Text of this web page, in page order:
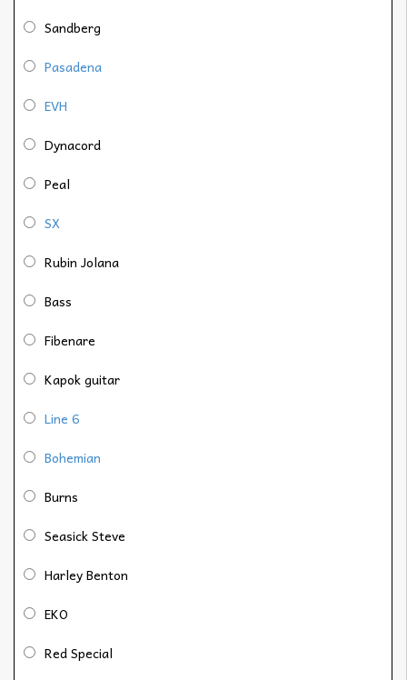
Sandberg
Pasadena
EVH
Dynacord
Peal
SX
Rubin Jolana
Bass
Fibenare
Kapok guitar
Line 6
Bohemian
Burns
Seasick Steve
Harley Benton
EKO
Red Special